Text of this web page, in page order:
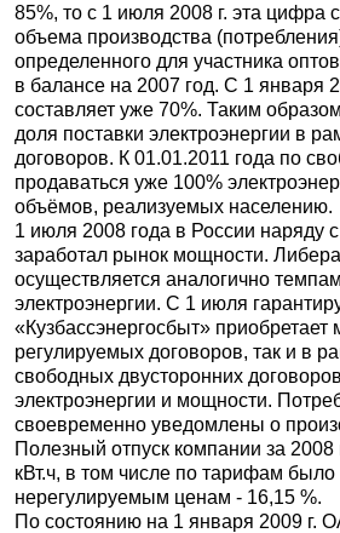
85%, то с 1 июля 2008 г. эта цифра
объема производства
определенного для участника
в балансе на 2007 год. С 1 января
составляет уже 70%. Таким
доля поставки электроэнергии в
договоров. К 01.01.2011 года по
продаваться уже 100%
объёмов, реализуемых населению.
1 июля 2008 года в России наряду
заработал рынок мощности.
осуществляется аналогично
электроэнергии. С 1 июля
«Кузбассэнергосбыт»
регулируемых договоров, так и в
свободных двусторонних
электроэнергии и мощности.
своевременно уведомлены о
Полезный отпуск компании за
кВт.ч, в том числе по тарифам
нерегулируемым ценам - 16,15 %.
По состоянию на 1 января 2009 г.